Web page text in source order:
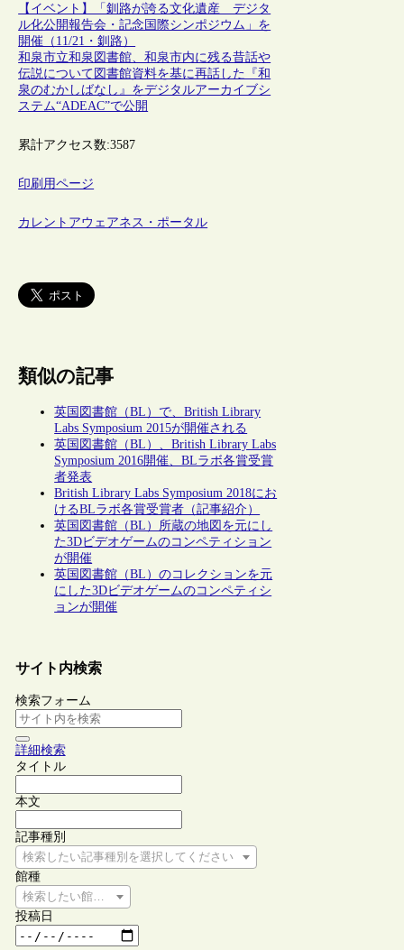
【イベント】「釧路が誇る文化遺産 デジタ
ル化公開報告会・記念国際シンポジウム」を
開催（11/21・釧路）
和泉市立和泉図書館、和泉市内に残る昔話や
伝説について図書館資料を基に再話した『和
泉のむかしばなし』をデジタルアーカイブシ
ステム“ADEAC”で公開
累計アクセス数:3587
印刷用ページ
カレントアウェアネス・ポータル
類似の記事
英国図書館（BL）で、British Library
Labs Symposium 2015が開催される
英国図書館（BL）、British Library Labs
Symposium 2016開催、BLラボ各賞受賞
者発表
British Library Labs Symposium 2018にお
けるBLラボ各賞受賞者（記事紹介）
英国図書館（BL）所蔵の地図を元にし
た3Dビデオゲームのコンペティション
が開催
英国図書館（BL）のコレクションを元
にした3Dビデオゲームのコンペティシ
ョンが開催
サイト内検索
検索フォーム
詳細検索
タイトル
本文
記事種別
検索したい記事種別を選択してください
館種
検索したい館種を選択してください
投稿日